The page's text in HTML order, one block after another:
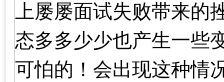
上屡屡面试失败带来
态多多少少也产生一些
可怕的！会出现这种情